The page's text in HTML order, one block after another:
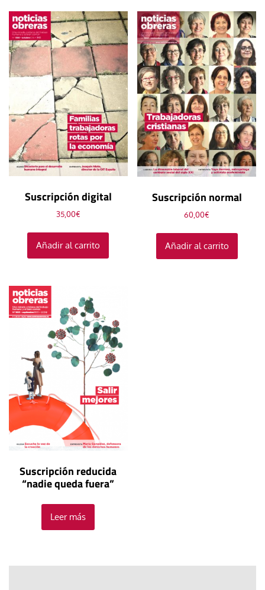
Suscripción digital
35,00€
Añadir al carrito
Suscripción normal
60,00€
Añadir al carrito
Suscripción reducida
“nadie queda fuera”
Leer más